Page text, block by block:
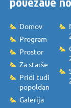
Domov
Program
Prostor
Za starše
Pridi tudi
popoldan
Galerija